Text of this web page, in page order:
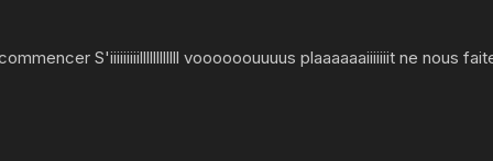
S'iiiiiiiiillllllllllll voooooouuuus plaaaaaaiiiiiiit ne nous